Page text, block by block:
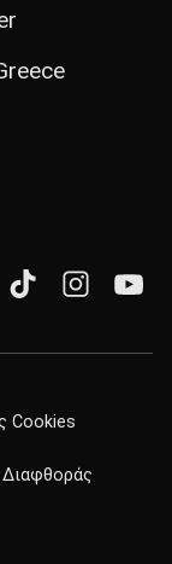
Cookies
Διαφθοράς